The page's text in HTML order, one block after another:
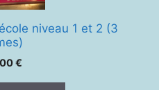
niveau 1 et 2 (3
€